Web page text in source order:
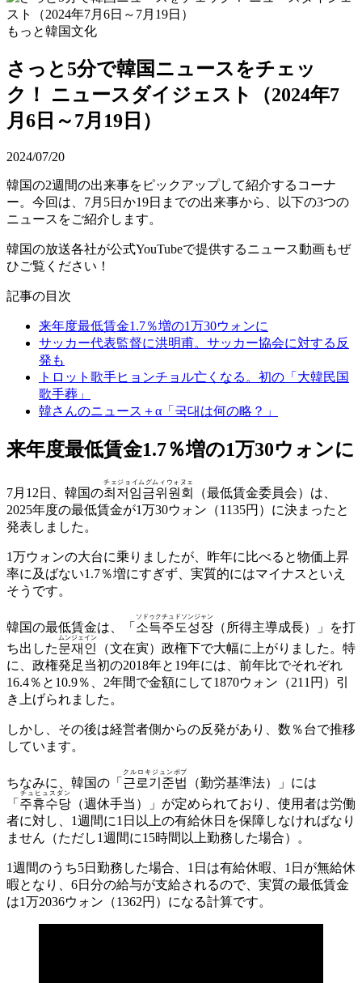
もっと韓国文化
さっと5分で韓国ニュースをチェッ
ク！ ニュースダイジェスト（2024年7
月6日～7月19日）
2024/07/20
韓国の2週間の出来事をピックアップして紹介するコーナ
ー。今回は、7月5日か19日までの出来事から、以下の3つの
ニュースをご紹介します。
韓国の放送各社が公式YouTubeで提供するニュース動画もぜ
ひご覧ください！
記事の目次
来年度最低賃金1.7％増の1万30ウォンに
サッカー代表監督に洪明甫。サッカー協会に対する反
発も
トロット歌手ヒョンチョル亡くなる。初の「大韓民国
歌手葬」
韓さんのニュース＋α「국대は何の略？」
来年度最低賃金1.7％増の1万30ウォンに
7月12日、韓国の최저임금위원회
チェジョイムグムィウォヌェ
（最低賃金委員会）は、
2025年度の最低賃金が1万30ウォン（1135円）に決まったと
発表しました。
1万ウォンの大台に乗りましたが、昨年に比べると物価上昇
率に及ばない1.7％増にすぎず、実質的にはマイナスといえ
そうです。
韓国の最低賃金は、「 소득주도성장
ソドゥクチュドソンジャン
（所得主導成長）」を打
ち出した문재인
ムンジェイン
（文在寅）政権下で大幅に上がりました。特
に、政権発足当初の2018年と19年には、前年比でそれぞれ
16.4％と10.9％、2年間で金額にして1870ウォン（211円）引
き上げられました。
しかし、その後は経営者側からの反発があり、数％台で推移
しています。
ちなみに、韓国の「 근로기준법
クルロキジュンポプ
（勤労基準法）」には
「 주휴수당
チュヒュスダン
（週休手当）」が定められており、使用者は労働
者に対し、1週間に1日以上の有給休日を保障しなければなり
ません（ただし1週間に15時間以上勤務した場合）。
1週間のうち5日勤務した場合、1日は有給休暇、1日が無給休
暇となり、6日分の給与が支給されるので、実質の最低賃金
は1万2036ウォン（1362円）になる計算です。